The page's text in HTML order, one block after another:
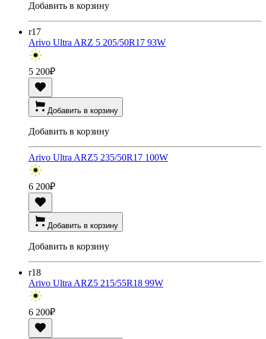
Добавить в корзину
r17
Arivo Ultra ARZ 5 205/50R17 93W
5 200₽
Добавить в корзину
Добавить в корзину
Arivo Ultra ARZ5 235/50R17 100W
6 200₽
Добавить в корзину
Добавить в корзину
r18
Arivo Ultra ARZ5 215/55R18 99W
6 200₽